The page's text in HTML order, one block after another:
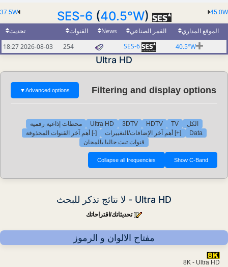
45.0W
37.5W SES-6 (40.5°W)
الموقع المداري القمر الصناعي News القنوات
تحديث
40.5°W
SES-6
254
2026-08-03 18:27
Ultra HD
Filtering and display options
Advanced options
▼
الكل TV
HDTV
3DTV
Ultra HD
محطات إذاعية رقمية
Data
[+] أهم آخر الإضافات/التغييرات
[-] أهم آخر القنوات المحذوفة
قنوات تبث حاليا بالمجان
Ultra HD - لا نتائج تذكر للبحث
تحديثاتك/اقتراحاتك
مفتاح الالوان و الرموز
8K - Ultra HD